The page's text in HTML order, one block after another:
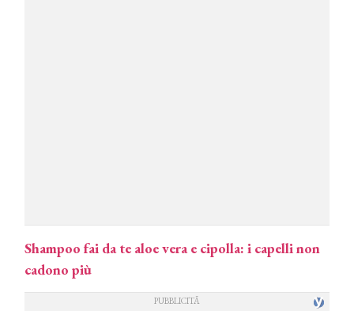
Shampoo fai da te aloe vera e cipolla: i capelli non
cadono più